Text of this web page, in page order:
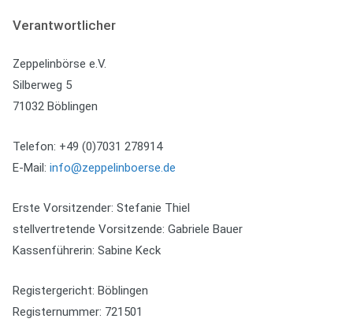
Verantwortlicher
Zeppelinbörse e.V.
Silberweg 5
71032 Böblingen
Telefon: +49 (0)7031 278914
E-Mail: info@zeppelinboerse.de
Erste Vorsitzender: Stefanie Thiel
stellvertretende Vorsitzende: Gabriele Bauer
Kassenführerin: Sabine Keck
Registergericht: Böblingen
Registernummer: 721501